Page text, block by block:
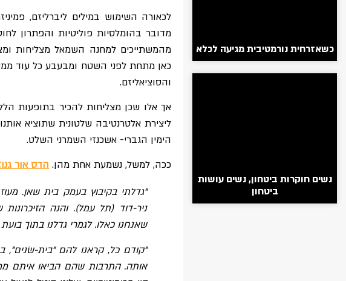
כשאזרחית נורמטיבית מגיעה לכלא
נשים חוקרות ביטחון, נשים עושות
ביטחון
לכאורה השימוש במילים ליברליזם,
מדובר בהומלסיות פוליטיות והפתרון
מהמשתייכים למחנה השמאל מצליחות
כאן מתחת לפני השטח ומבעבע כל עוד
והסוציאליזם.
אך אלו שכן מצליחות להכיר בתופעות
ליצירת אלטרנטיבה שלטונית שתוציא
הימין הגברי- אשכנזי השמרני השלט.
ככה, למשל, נשמעת אחת מהן. הדס אור
"גדלתי בקיבוץ בעמק בית שאן.
ניר-דוד (תל עמל). והנה הזיכרונות
שאנחנו כאלו. לגמרי גדלנו בתוך
"קודם כל, קראנו להם "בית-שׂנים",
אותה. התרבות שהם הביאו איתם